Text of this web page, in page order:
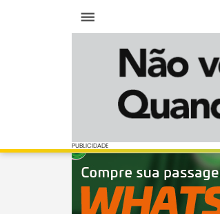
PUBLICIDADE
PUBLICIDADE